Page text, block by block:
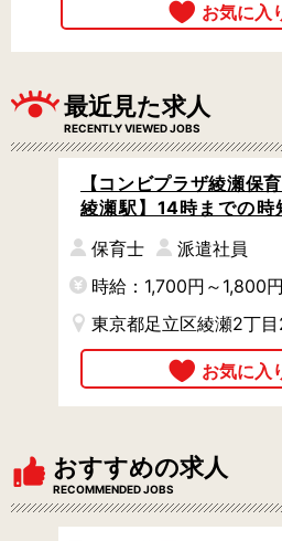
最近見た求人
RECENTLY VIEWED JOBS
【コンビプラザ綾瀬保
綾瀬駅】14時までの時
ブランクありOK
保育士
派遣社員
時給：1,700円～1,800円
東京都足立区綾瀬2丁
おすすめの求人
RECOMMENDED JOBS